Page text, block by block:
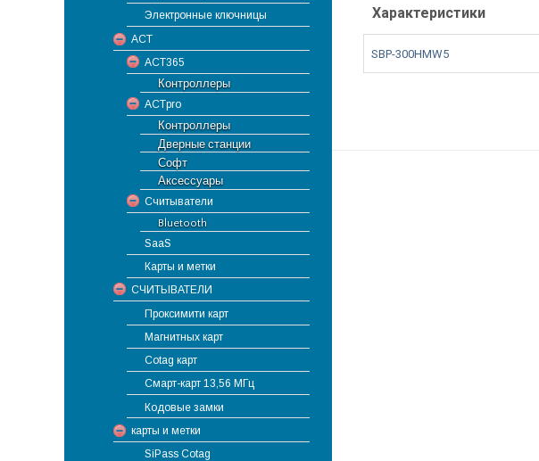
Электронные ключницы
ACT
ACT365
Контроллеры
ACTpro
Контроллеры
Дверные станции
Софт
Аксессуары
Считыватели
Bluetooth
SaaS
Карты и метки
СЧИТЫВАТЕЛИ
Проксимити карт
Магнитных карт
Cotag карт
Смарт-карт 13,56 МГц
Кодовые замки
карты и метки
SiPass Cotag
Характеристики
SBP-300HMW5